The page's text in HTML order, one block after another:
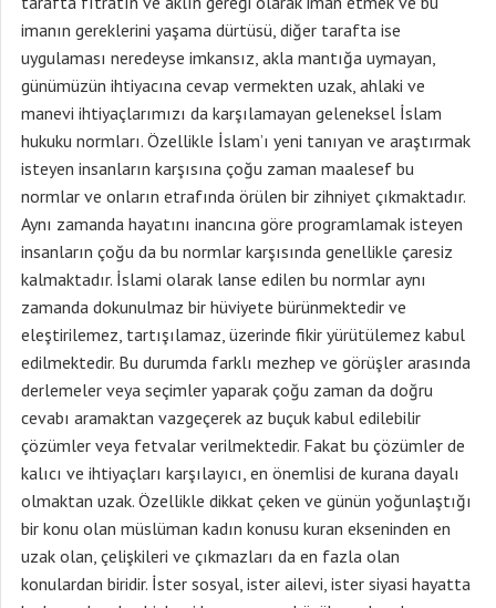
imanın gereklerini yaşama dürtüsü, diğer tarafta ise
uygulaması neredeyse imkansız, akla mantığa uymayan,
günümüzün ihtiyacına cevap vermekten uzak, ahlaki ve
manevi ihtiyaçlarımızı da karşılamayan geleneksel İslam
hukuku normları. Özellikle İslam’ı yeni tanıyan ve araştırmak
isteyen insanların karşısına çoğu zaman maalesef bu
normlar ve onların etrafında örülen bir zihniyet çıkmaktadır.
Aynı zamanda hayatını inancına göre programlamak isteyen
insanların çoğu da bu normlar karşısında genellikle çaresiz
kalmaktadır. İslami olarak lanse edilen bu normlar aynı
zamanda dokunulmaz bir hüviyete bürünmektedir ve
eleştirilemez, tartışılamaz, üzerinde fikir yürütülemez kabul
edilmektedir. Bu durumda farklı mezhep ve görüşler arasında
derlemeler veya seçimler yaparak çoğu zaman da doğru
cevabı aramaktan vazgeçerek az buçuk kabul edilebilir
çözümler veya fetvalar verilmektedir. Fakat bu çözümler de
kalıcı ve ihtiyaçları karşılayıcı, en önemlisi de kurana dayalı
olmaktan uzak. Özellikle dikkat çeken ve günün yoğunlaştığı
bir konu olan müslüman kadın konusu kuran ekseninden en
uzak olan, çelişkileri ve çıkmazları da en fazla olan
konulardan biridir. İster sosyal, ister ailevi, ister siyasi hayatta